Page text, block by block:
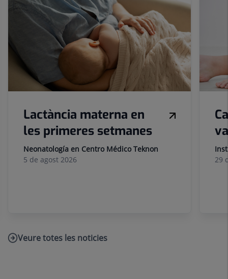
Veure totes les noticies
Enllaç
de
controls
Lactància materna en
les primeres setmanes
Neonatología en Centro Médico Teknon
5 de agost 2026
29